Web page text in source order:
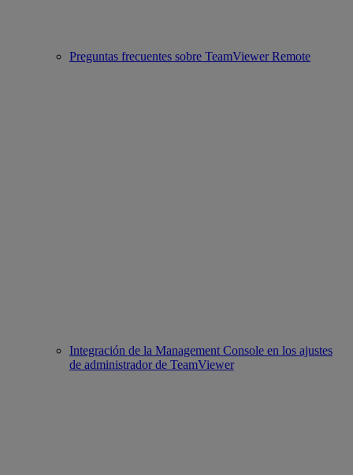
Preguntas frecuentes sobre TeamViewer Remote
Integración de la Management Console en los ajustes
de administrador de TeamViewer